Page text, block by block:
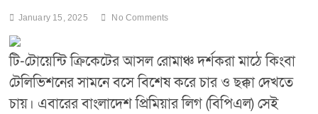
January 15, 2025 No Comments
টি-টোয়েন্টি ক্রিকেটের আসল রোমাঞ্চ দর্শকরা মাঠে কিংবা
টেলিভিশনের সামনে বসে বিশেষ করে চার ও ছক্কা দেখতে
চায়। এবারের বাংলাদেশ প্রিমিয়ার লিগ (বিপিএল) সেই